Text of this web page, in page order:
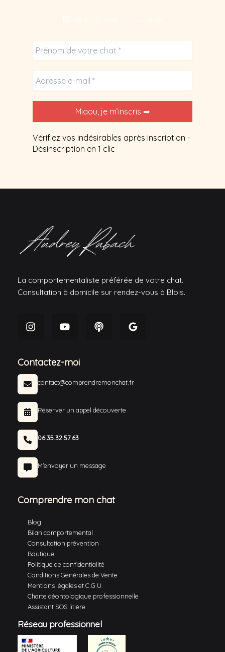
Vérifiez vos indésirables après inscription -
Désinscription en 1 clic
La comportementaliste préférée de votre chat.
Consultation à domicile sur rendez-vous à Blois.
Contactez-moi
contact@comprendremonchat.fr
Réserver un appel découverte
06.35.32.57.63
M'envoyer un message
Comprendre mon chat
Blog
Bilan comportemental
Consultation prévention
Boutique
Politique de confidentialité
Conditions Générales de Vente
Mentions légales et C.G.U.
Charte déontologique professionnelle
Assistant SOS litière
Réseau professionnel